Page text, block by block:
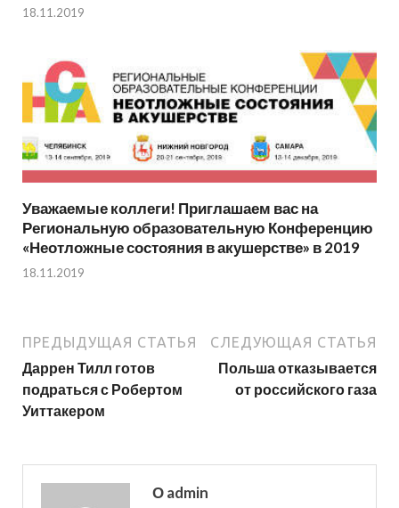
18.11.2019
Уважаемые коллеги! Приглашаем вас на
Региональную образовательную Конференцию
«Неотложные состояния в акушерстве» в 2019
18.11.2019
ПРЕДЫДУЩАЯ СТАТЬЯ
Даррен Тилл готов
подраться с Робертом
Уиттакером
СЛЕДУЮЩАЯ СТАТЬЯ
Польша отказывается
от российского газа
О admin